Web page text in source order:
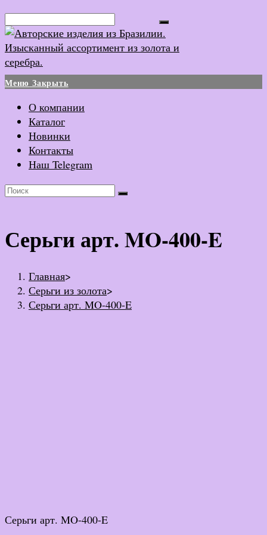
Перейти
к
содержимому
Меню Закрыть
О компании
Каталог
Новинки
Контакты
Наш Telegram
Серьги арт. MO-400-E
Главная>
Серьги из золота>
Серьги арт. MO-400-E
Серьги арт. MO-400-E